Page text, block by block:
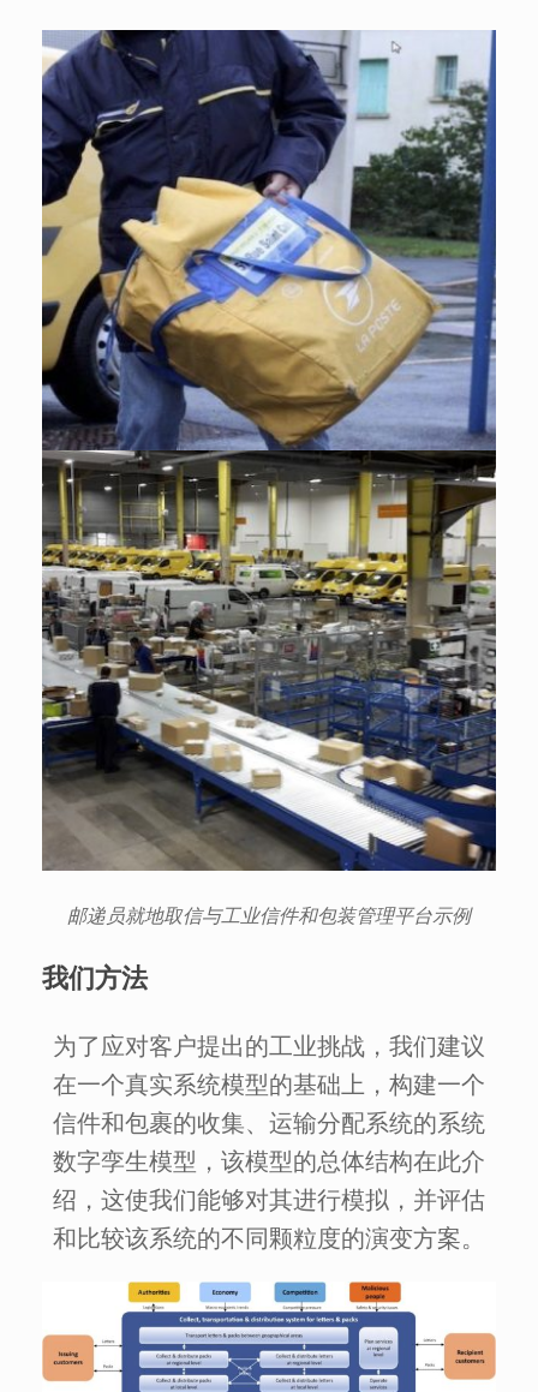
邮递员就地取信与工业信件和包装管理平台示例
我们方法
为了应对客户提出的工业挑战，我们建议
在一个真实系统模型的基础上，构建一个
信件和包裹的收集、运输分配系统的系统
数字孪生模型，该模型的总体结构在此介
绍，这使我们能够对其进行模拟，并评估
和比较该系统的不同颗粒度的演变方案。